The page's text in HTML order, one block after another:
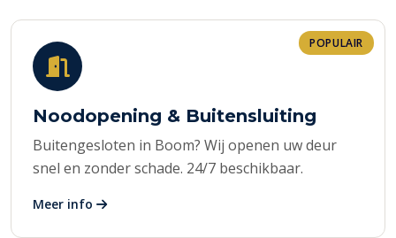
POPULAIR
Noodopening & Buitensluiting
Buitengesloten in Boom? Wij openen uw deur
snel en zonder schade. 24/7 beschikbaar.
Meer info